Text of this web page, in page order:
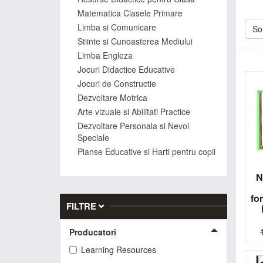
Matematica Clasele Primare
Limba si Comunicare
Stiinte si Cunoasterea Mediului
Limba Engleza
Jocuri Didactice Educative
Jocuri de Constructie
Dezvoltare Motrica
Arte vizuale si Abilitati Practice
Dezvoltare Personala si Nevoi
Speciale
Planse Educative si Harti pentru copii
FILTRE
Producatori
Learning Resources